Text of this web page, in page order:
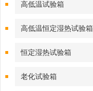
高低温试验箱
高低温恒定湿热试验箱
恒定湿热试验箱
老化试验箱